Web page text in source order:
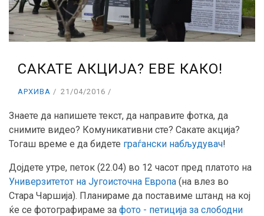
САКАТЕ АКЦИЈА? ЕВЕ КАКО!
АРХИВА 21/04/2016
Знаете да напишете текст, да направите фотка, да
снимите видео? Комуникативни сте? Сакате акција?
Тогаш време е да бидете граѓански набљудувач!
Дојдете утре, петок (22.04) во 12 часот пред платото на
Универзитетот на Југоисточна Европа (на влез во
Стара Чаршија). Планираме да поставиме штанд на кој
ќе се фотографираме за фото - петиција за слободни